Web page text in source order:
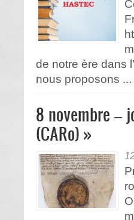
de notre ère dans
nous proposons ...
8 novembre –
(CARo) »